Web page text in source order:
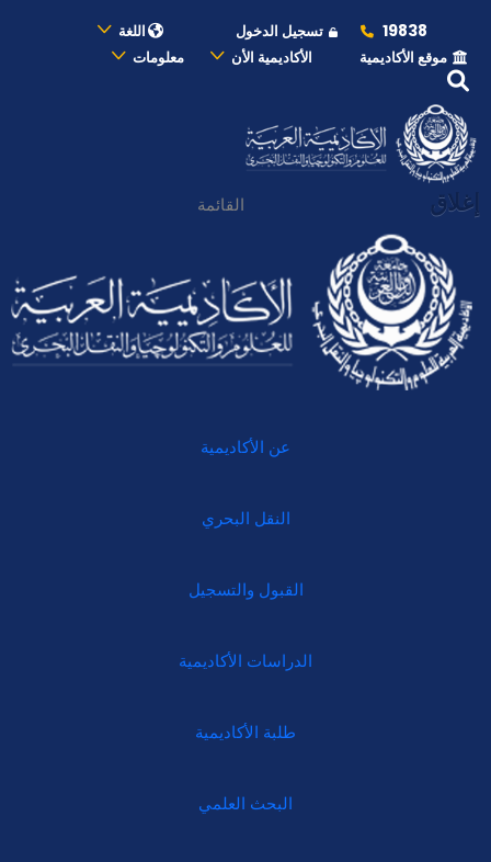
19838 تسجيل الدخول
اللغة
موقع الأكاديمية
الأكاديمية الأن معلومات
إغلاق القائمة
عن الأكاديمية
النقل البحري
القبول والتسجيل
الدراسات الأكاديمية
طلبة الأكاديمية
البحث العلمي